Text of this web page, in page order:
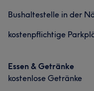
Professionell
Bushaltestelle in der
kostenpflichtige
Essen & Getränke
kostenlose Getränke